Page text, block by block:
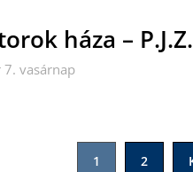
háza – P.J.Z.
vasárnap
1 2